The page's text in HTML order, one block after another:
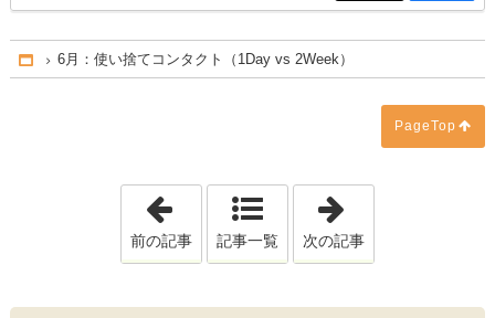
Home
6月：使い捨てコンタクト（1Day vs 2Week）
PageTop
「1年を振り返る～今年の目の健康、振
前の記事 記事一覧 次の記事